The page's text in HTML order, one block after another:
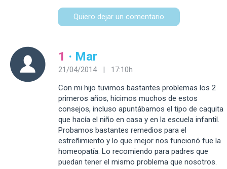
Quiero dejar un comentario
1 · Mar
21/04/2014 | 17:10h
Con mi hijo tuvimos bastantes problemas los 2
primeros años, hicimos muchos de estos
consejos, incluso apuntábamos el tipo de caquita
que hacía el niño en casa y en la escuela infantil.
Probamos bastantes remedios para el
estreñimiento y lo que mejor nos funcionó fue la
homeopatía. Lo recomiendo para padres que
puedan tener el mismo problema que nosotros.